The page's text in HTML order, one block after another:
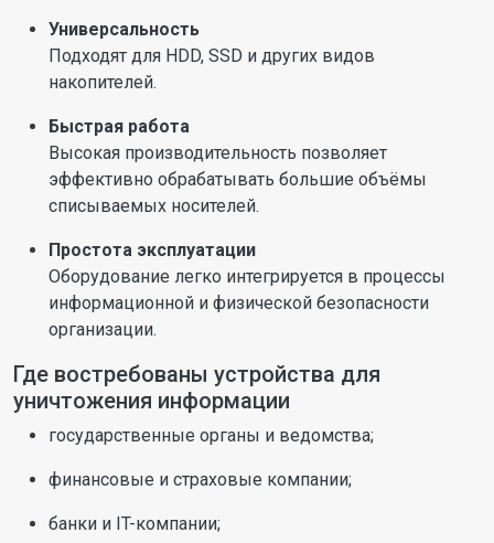
Универсальность
Подходят для HDD, SSD и других видов
накопителей.
Быстрая работа
Высокая производительность позволяет
эффективно обрабатывать большие объёмы
списываемых носителей.
Простота эксплуатации
Оборудование легко интегрируется в процессы
информационной и физической безопасности
организации.
Где востребованы устройства для
уничтожения информации
государственные органы и ведомства;
финансовые и страховые компании;
банки и IT-компании;